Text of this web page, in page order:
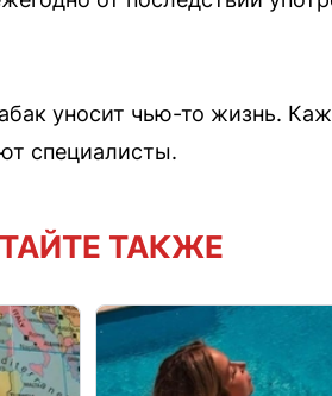
уносит чью-то жизнь.
специалисты.
ТАКЖЕ